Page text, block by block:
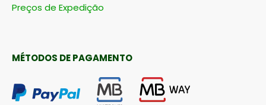
Preços de Expedição
MÉTODOS DE PAGAMENTO